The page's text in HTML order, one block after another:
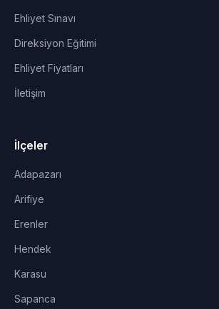
Ehliyet Sınavı
Direksiyon Eğitimi
Ehliyet Fiyatları
İletişim
İlçeler
Adapazarı
Arifiye
Erenler
Hendek
Karasu
Sapanca